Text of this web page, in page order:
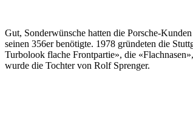
Gut, Sonderwünsche hatten die Porsche-
seinen 356er benötigte. 1978 gründeten die
Turbolook flache Frontpartie», die
wurde die Tochter von Rolf Sprenger.